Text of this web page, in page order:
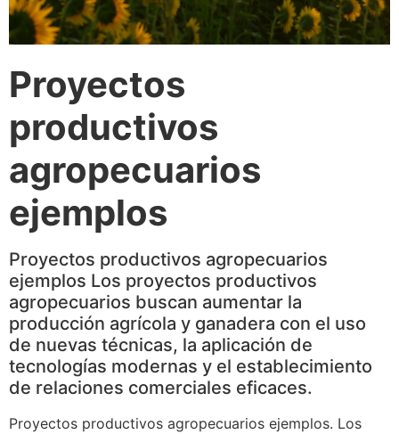
Proyectos
productivos
agropecuarios
ejemplos
Proyectos productivos agropecuarios
ejemplos Los proyectos productivos
agropecuarios buscan aumentar la
producción agrícola y ganadera con el uso
de nuevas técnicas, la aplicación de
tecnologías modernas y el establecimiento
de relaciones comerciales eficaces.
Proyectos productivos agropecuarios ejemplos. Los